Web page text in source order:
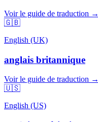
Voir le guide de traduction →
🇬🇧
English (UK)
anglais britannique
Voir le guide de traduction →
🇺🇸
English (US)